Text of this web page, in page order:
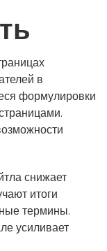
в
формулировки
снижает
итоги
термины.
усиливает